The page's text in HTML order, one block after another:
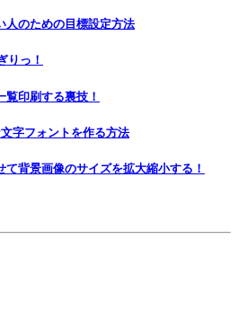
人のための目標設定方法
りっ！
印刷する裏技！
字フォントを作る方法
背景画像のサイズを拡大縮小する！